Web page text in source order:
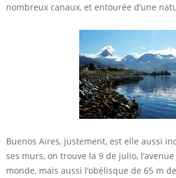
nombreux canaux, et entourée d’une
Buenos Aires, justement, est elle aussi
ses murs, on trouve la 9 de julio,
monde, mais aussi l’obélisque de 65 m